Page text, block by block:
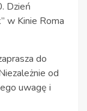
Dzień
w Kinie Roma
do
od
uwagę i